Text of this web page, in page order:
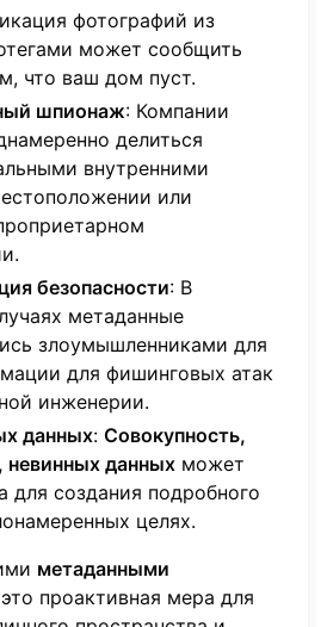
фотографий из
может сообщить
что ваш дом пуст.
шпионаж: Компании
делиться
внутренними
или
безопасности: В
метаданные
злоумышленниками для
для фишинговых атак
инженерии.
данных: Совокупность,
невинных данных может
для создания подробного
целях.
метаданными
проактивная мера для